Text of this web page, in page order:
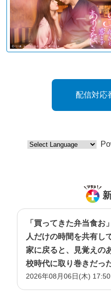
配信対応
「買ってきた弁当食お
人だけの時間を共有し
家に戻ると、見覚えの
校時代に取り巻きだっ
2026年08月06日(木) 17:50